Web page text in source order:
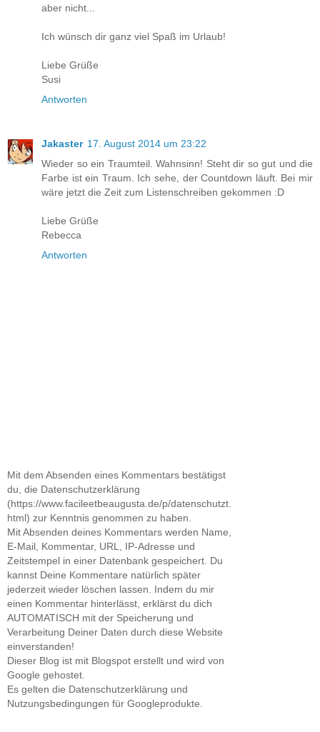
aber nicht...
Ich wünsch dir ganz viel Spaß im Urlaub!
Liebe Grüße
Susi
Antworten
Jakaster 17. August 2014 um 23:22
Wieder so ein Traumteil. Wahnsinn! Steht dir so gut und die
Farbe ist ein Traum. Ich sehe, der Countdown läuft. Bei mir
wäre jetzt die Zeit zum Listenschreiben gekommen :D
Liebe Grüße
Rebecca
Antworten
Mit dem Absenden eines Kommentars bestätigst
du, die Datenschutzerklärung
(https://www.facileetbeaugusta.de/p/datenschutzt.
html) zur Kenntnis genommen zu haben.
Mit Absenden deines Kommentars werden Name,
E-Mail, Kommentar, URL, IP-Adresse und
Zeitstempel in einer Datenbank gespeichert. Du
kannst Deine Kommentare natürlich später
jederzeit wieder löschen lassen. Indem du mir
einen Kommentar hinterlässt, erklärst du dich
AUTOMATISCH mit der Speicherung und
Verarbeitung Deiner Daten durch diese Website
einverstanden!
Dieser Blog ist mit Blogspot erstellt und wird von
Google gehostet.
Es gelten die Datenschutzerklärung und
Nutzungsbedingungen für Googleprodukte.